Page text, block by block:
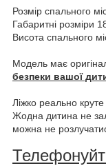
Розмір спального
Габаритні розміри
Висота спального
Модель має
безпеки вашої
Ліжко реально
Жодна дитина не
можна не